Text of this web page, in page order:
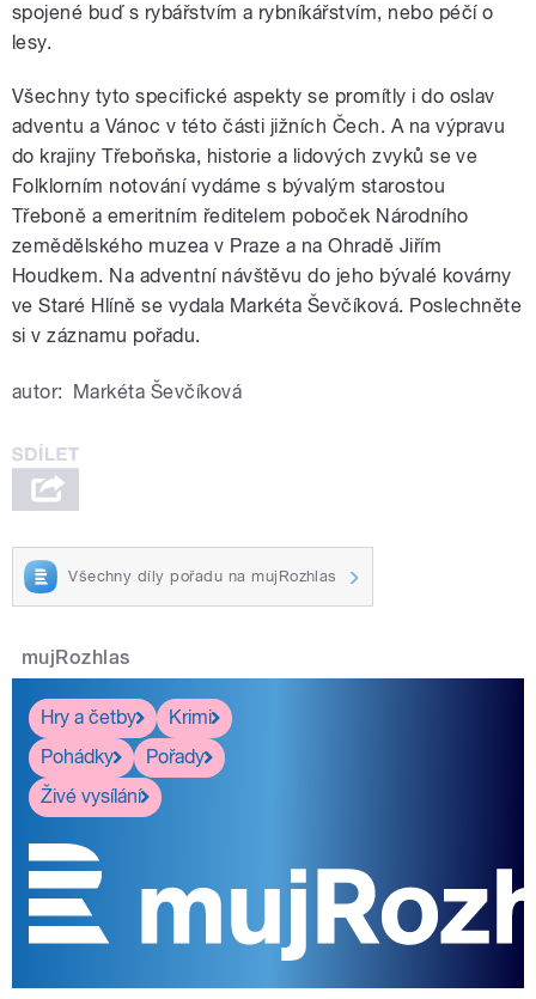
spojené buď s rybářstvím a rybníkářstvím, nebo péčí o
lesy.
Všechny tyto specifické aspekty se promítly i do oslav
adventu a Vánoc v této části jižních Čech. A na výpravu
do krajiny Třeboňska, historie a lidových zvyků se ve
Folklorním notování vydáme s bývalým starostou
Třeboně a emeritním ředitelem poboček Národního
zemědělského muzea v Praze a na Ohradě Jiřím
Houdkem. Na adventní návštěvu do jeho bývalé kovárny
ve Staré Hlíně se vydala Markéta Ševčíková. Poslechněte
si v záznamu pořadu.
autor: Markéta Ševčíková
Všechny díly pořadu na mujRozhlas
mujRozhlas
Hry a četby
Krimi
Pohádky
Pořady
Živé vysílání